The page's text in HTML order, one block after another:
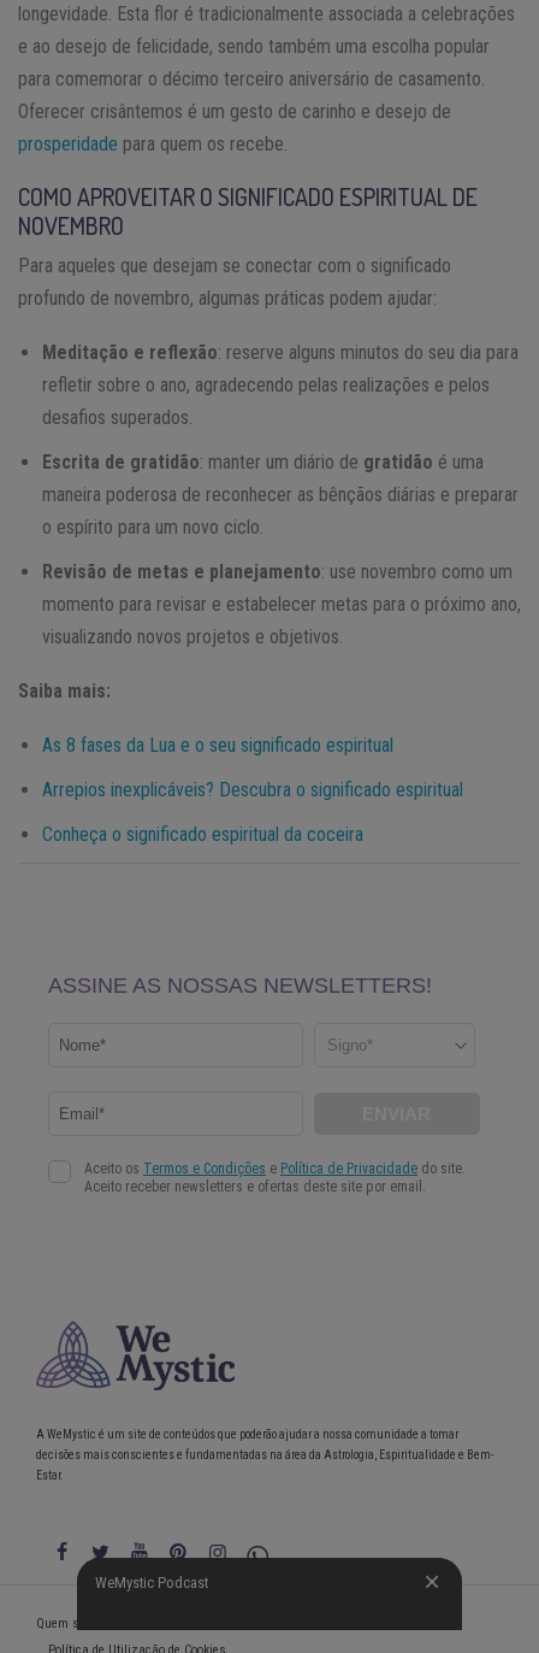
longevidade. Esta flor é tradicionalmente associada a celebrações
e ao desejo de felicidade, sendo também uma escolha popular
para comemorar o décimo terceiro aniversário de casamento.
Oferecer crisântemos é um gesto de carinho e desejo de
prosperidade para quem os recebe.
COMO APROVEITAR O SIGNIFICADO ESPIRITUAL DE
NOVEMBRO
Para aqueles que desejam se conectar com o significado
profundo de novembro, algumas práticas podem ajudar:
Meditação e reflexão: reserve alguns minutos do seu dia para
refletir sobre o ano, agradecendo pelas realizações e pelos
desafios superados.
Escrita de gratidão: manter um diário de gratidão é uma
maneira poderosa de reconhecer as bênçãos diárias e preparar
o espírito para um novo ciclo.
Revisão de metas e planejamento: use novembro como um
momento para revisar e estabelecer metas para o próximo ano,
visualizando novos projetos e objetivos.
Saiba mais:
As 8 fases da Lua e o seu significado espiritual
Arrepios inexplicáveis? Descubra o significado espiritual
Conheça o significado espiritual da coceira
WeMystic Podcast
A WeMystic é um site de conteúdos que poderão ajudar a nossa comunidade a tomar
decisões mais conscientes e fundamentadas na área da Astrologia, Espiritualidade e Bem-
Estar.
WeMystic Podcast
Quem somos
Política de Utilização de Cookies